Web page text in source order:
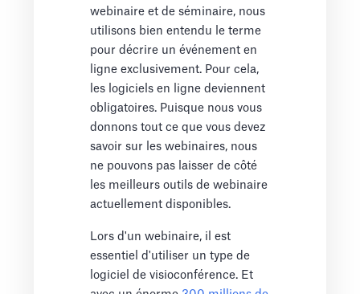
webinaire et de séminaire, nous
utilisons bien entendu le terme
pour décrire un événement en
ligne exclusivement. Pour cela,
les logiciels en ligne deviennent
obligatoires. Puisque nous vous
donnons tout ce que vous devez
savoir sur les webinaires, nous
ne pouvons pas laisser de côté
les meilleurs outils de webinaire
actuellement disponibles.
Lors d'un webinaire, il est
essentiel d'utiliser un type de
logiciel de visioconférence. Et